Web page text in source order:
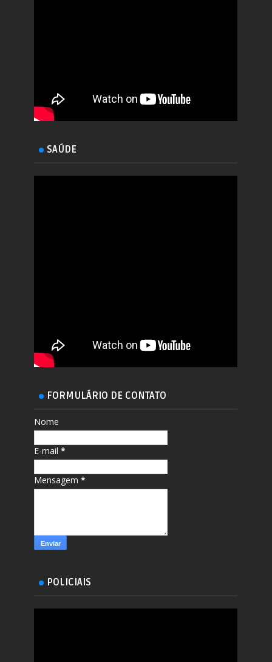
SAÚDE
FORMULÁRIO DE CONTATO
Nome
E-mail*
Mensagem*
POLICIAIS